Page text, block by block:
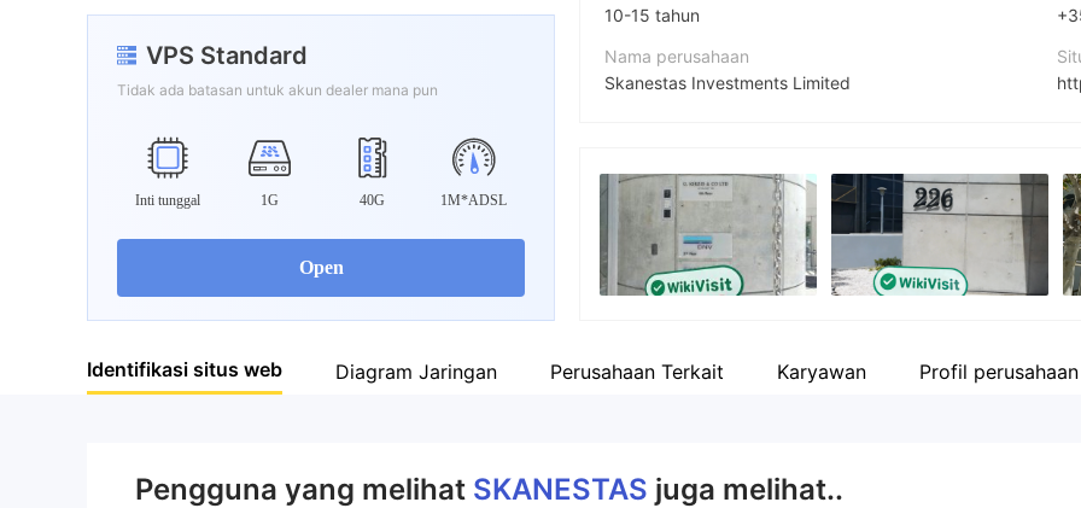
VPS Standard
Tidak ada batasan untuk akun dealer mana pun
Inti tunggal 1G 40G 1M*ADSL
Open
10-15 tahun
Nama perusahaan
Skanestas Investments Limited
Karyawan perusahaan
Identifikasi situs web Diagram Jaringan Perusahaan Terkait Karyawan Profil perusahaan
Pengguna yang melihat SKANESTAS juga melihat..